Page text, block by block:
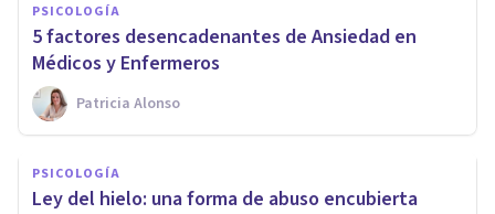
PSICOLOGÍA
5 factores desencadenantes de Ansiedad en
Médicos y Enfermeros
Patricia Alonso
PSICOLOGÍA
Ley del hielo: una forma de abuso encubierta